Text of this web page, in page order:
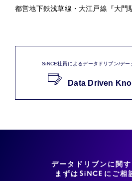
都営地下鉄浅草線・大江戸線『大門
SiNCE社員によるデータドリブン/デ
Data Driven
データドリブンに関
まずは
にご相